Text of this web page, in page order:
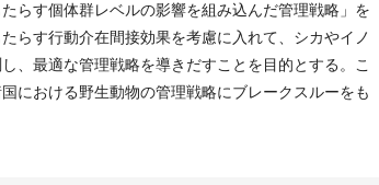
らす個体群レベルの影響を組み込んだ管理戦略」を
らす行動介在間接効果を考慮に入れて、シカやイノ
、最適な管理戦略を導きだすことを目的とする。こ
における野生動物の管理戦略にブレークスルーをも